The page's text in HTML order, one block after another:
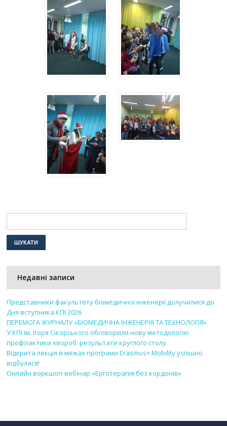
Недавні записи
Представники факультету біомедичної інженерії долучилися до
Дня вступника КПІ 2026
ПЕРЕМОГА ЖУРНАЛУ «БІОМЕДИЧНА ІНЖЕНЕРІЯ ТА ТЕХНОЛОГІЯ»
У КПІ ім. Ігоря Сікорського обговорили нову методологію
профілактики хвороб: результати круглого столу
Відкрита лекція в межах програми Erasmus+ Mobility успішно
відбулася!
Онлайн воркшоп-вебінар «Ерготерапія без кордонів»